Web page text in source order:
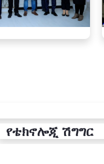
የቴክኖሎጂ ሽግግር